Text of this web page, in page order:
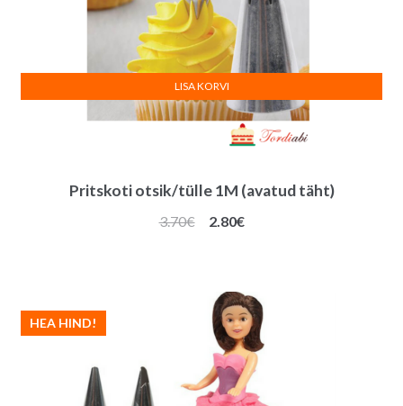
Pritskoti otsik/tülle 1M (avatud täht)
3.70€
Algne
2.80€Praegune
LISA KORVI
HEA HIND!